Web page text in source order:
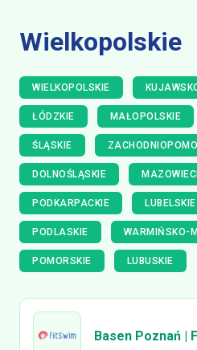
Wielkopolskie
WIELKOPOLSKIE
ŁÓDZKIE MAŁOPOLSKIE
ŚLĄSKIE
DOLNOŚLĄSKIE
PODKARPACKIE LUBELSKIE
PODLASKIE WARMIŃSKO-
POMORSKIE LUBUSKIE
Basen Poznań |